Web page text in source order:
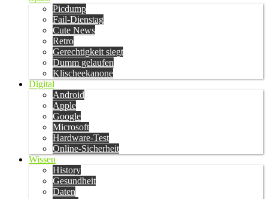
Picdump
Fail-Dienstag
Cute News
Retro
Gerechtigkeit siegt
Dumm gelaufen
Klischeekanone
Digital
Android
Apple
Google
Microsoft
Hardware-Test
Online-Sicherheit
Wissen
History
Gesundheit
Daten